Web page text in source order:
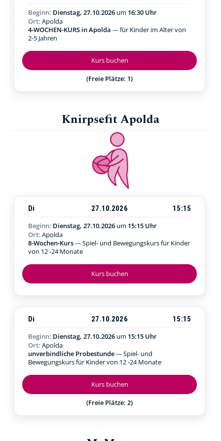
Kurs buchen
(Freie Plätze: 1)
Beginn: Dienstag, 27.10.2026 um 16:30 Uhr
Ort: Apolda
4-WOCHEN-KURS in Apolda --- für Kinder im Alter von
2-5 Jahren
Knirpsefit Apolda
Kurs buchen
Di 27.10.2026
15:15
Beginn: Dienstag, 27.10.2026 um 15:15 Uhr
Ort: Apolda
8-Wochen-Kurs--- Spiel- und Bewegungskurs für Kinder
von 12 -24 Monate
Kurs buchen
(Freie Plätze: 2)
Di 27.10.2026
15:15
Beginn: Dienstag, 27.10.2026 um 15:15 Uhr
Ort: Apolda
unverbindliche Probestunde--- Spiel- und
Bewegungskurs für Kinder von 12 -24 Monate